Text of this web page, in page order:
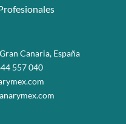
Canaria, España
557 040